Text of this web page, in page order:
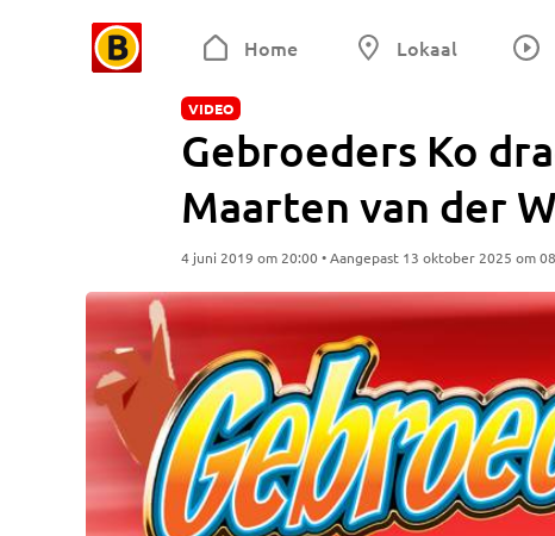
Home Lokaal
VIDEO
Gebroeders Ko
Maarten van der
4 juni 2019 om 20:00 • Aangepast 13 oktober 2025 om